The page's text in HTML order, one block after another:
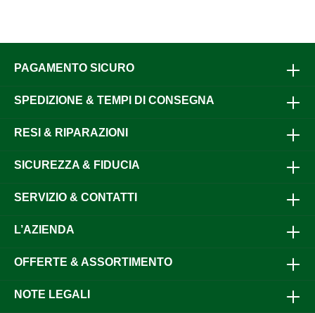
PAGAMENTO SICURO
SPEDIZIONE & TEMPI DI CONSEGNA
RESI & RIPARAZIONI
SICUREZZA & FIDUCIA
SERVIZIO & CONTATTI
L’AZIENDA
OFFERTE & ASSORTIMENTO
NOTE LEGALI